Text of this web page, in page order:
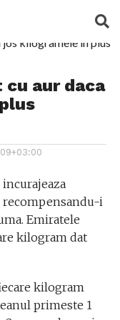
aur daca
incurajeaza
recompensandu-i
Emiratele
kilogram dat
kilogram
primeste 1